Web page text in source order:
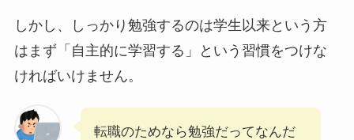
しかし、しっかり勉強するのは学生以来という方
はまず「自主的に学習する」という習慣をつけな
ければいけません。
転職のためなら勉強だってなんだ